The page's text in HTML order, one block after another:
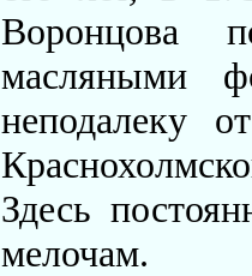
Воронцова
масляными
неподалеку
Здесь
мелочам.